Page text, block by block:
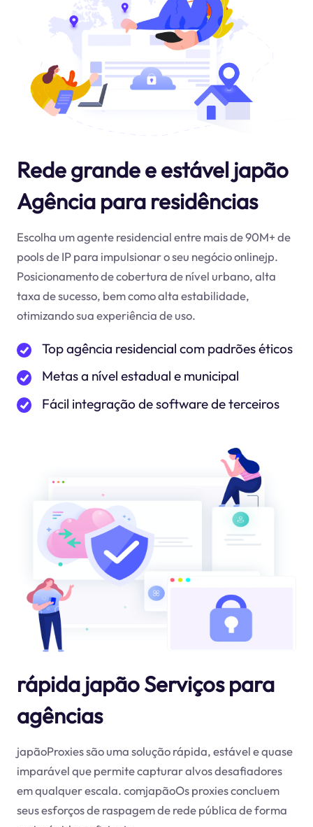
Rede grande e estável japão
Agência para residências
Escolha um agente residencial entre mais de 90M+ de
pools de IP para impulsionar o seu negócio onlinejp.
Posicionamento de cobertura de nível urbano, alta
taxa de sucesso, bem como alta estabilidade,
otimizando sua experiência de uso.
Top agência residencial com padrões éticos
Metas a nível estadual e municipal
Fácil integração de software de terceiros
rápida japão Serviços para
agências
japãoProxies são uma solução rápida, estável e quase
imparável que permite capturar alvos desafiadores
em qualquer escala. comjapãoOs proxies concluem
seus esforços de raspagem de rede pública de forma